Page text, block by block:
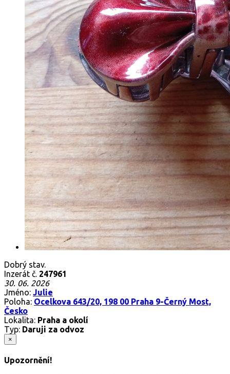
Dobrý stav.
Inzerát č. 247961
30. 06. 2026
Jméno: Julie
Poloha: Ocelkova 643/20, 198 00 Praha 9-Černý Most,
Česko
Lokalita: Praha a okolí
Typ: Daruji za odvoz
×
Upozornění!